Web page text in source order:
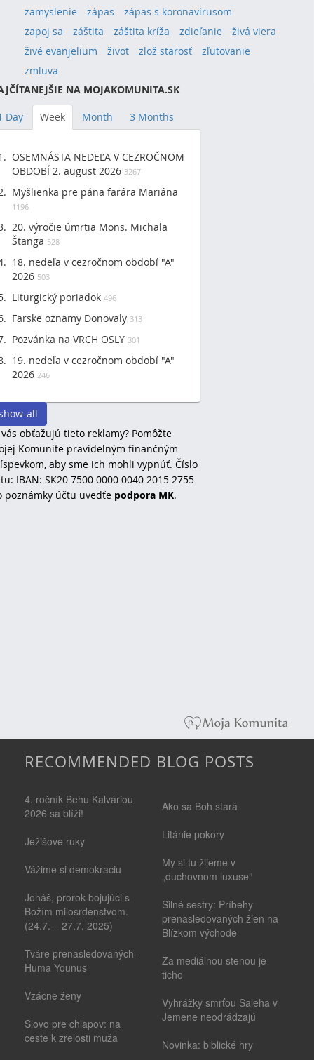
zamyslenie
zápas
zápas s koronavírusom
zapoj sa
záštita záštita kríža zdieľanie
živá viera
živé evanjelium
život zlož starosť
zľutovanie
zmluva
NA MOJAKOMUNITA.SK
Day Week Month 3 Months
OSEMNÁSTA NEDEĽA V CEZROČNOM
OBDOBÍ 2. august 2026 3267
Myšlienka pre pána farára Mariána
1196
20. výročie úmrtia Mons. Michala
Štanga 528
18. nedeľa v cezročnom období "A"
2026 503
Liturgický poriadok 496
Farske oznamy Donovaly 313
Pozvánka na VRCH OSLY 301
19. nedeľa v cezročnom období "A"
2026 246
all
obťažujú tieto reklamy? Pomôžte
Komunite pravidelným finančným
aby sme ich mohli vypnúť. Číslo
IBAN: SK20 7500 0000 0040 2015 2755
poznámky účtu uvedťe podpora MK.
RECOMMENDED BLOG POSTS
4. ročník Behu Kalváriou
2026 sa blíži!
Ježišove ruky
Vážime si demokraciu
Jonáš, prorok bojujúci s
Božím milosrdenstvom.
(24.7. – 27.7. 2025)
Tváre prenasledovaných -
Huma Younus
Vzácne ženy
Slovo pre chlapov: na
ceste k zrelosti muža
Ako sa Boh stará
Litánie pokory
My si tu žijeme v
„duchovnom luxuse“
Silné sestry: Príbehy
prenasledovaných žien na
Blízkom východe
Za mediálnou stenou je
ticho
Vyhrážky smrťou Saleha v
Jemene neodrádzajú
Novinka: biblické hry